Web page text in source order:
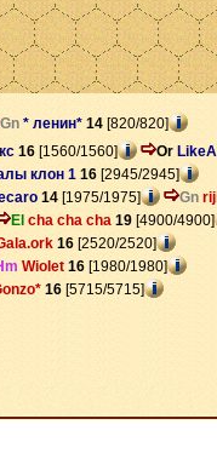
Gn * ленин* 14 [820/820]
16 [1560/1560] Or
клон 1 16 [2945/2945]
14 [1975/1975] Gn
El cha cha cha 19 [4900/4900]
16 [2520/2520]
Wiolet 16 [1980/1980]
16 [5715/5715]